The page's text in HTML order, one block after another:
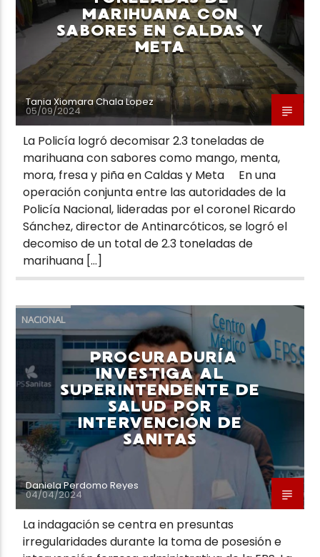
Neiva Estereo
MARIHUANA CON
SABORES EN CALDAS Y
META
Tania Xiomara Chala Lopez
05/09/2024
La Policía logró decomisar 2.3 toneladas de
marihuana con sabores como mango, menta,
mora, fresa y piña en Caldas y Meta En una
operación conjunta entre las autoridades de la
Policía Nacional, lideradas por el coronel Ricardo
Sánchez, director de Antinarcóticos, se logró el
decomiso de un total de 2.3 toneladas de
marihuana […]
NACIONAL
PROCURADURÍA
INVESTIGA AL
SUPERINTENDENTE DE
SALUD POR
INTERVENCIÓN DE
SANITAS
Daniela Perdomo Reyes
04/04/2024
La indagación se centra en presuntas
irregularidades durante la toma de posesión e